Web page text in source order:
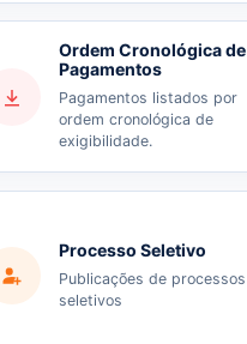
Ordem Cronológica de
Pagamentos
Pagamentos listados por
ordem cronológica de
exigibilidade.
Processo Seletivo
Publicações de processos
seletivos